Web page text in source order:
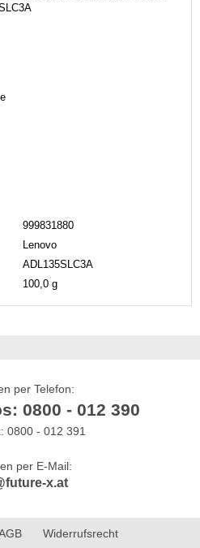
999831880
Lenovo
ADL135SLC3A
100,0 g
per Telefon:
0800 - 012 390
0800 - 012 391
per E-Mail:
x.at
Widerrufsrecht